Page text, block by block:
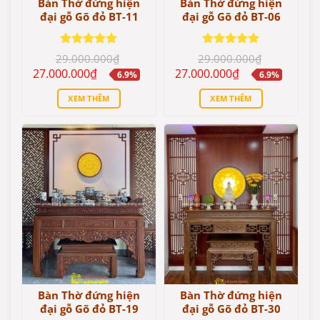
Bàn Thờ đứng hiện
đại gỗ Gõ đỏ BT-11
Được xếp
hạng55
sao
29.000.000₫
Giá
gốc
29.000.000₫.
27.000.000₫Giá
hiện
tại
là:
27.000.000₫.
6.9%
XEM THÊM
Bàn Thờ đứng hiện
đại gỗ Gõ đỏ BT-06
Được xếp
hạng55
sao
29.000.000₫
Giá
gốc
29.000.000₫.
27.000.000₫Giá
hiện
tại
là:
27.000.000₫.
6.9%
XEM THÊM
Bàn Thờ đứng hiện
đại gỗ Gõ đỏ BT-19
Bàn Thờ đứng hiện
đại gỗ Gõ đỏ BT-30